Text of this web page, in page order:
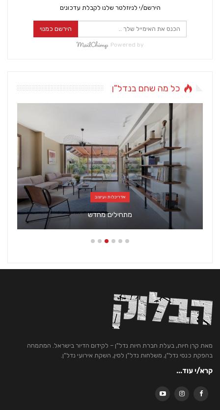
הירשם/י לניוזלטר שלנו לקבלת עדכונים
הירשם כמנוי
Powered by
כל מה שחם בנדל"ן
אדריכלות ועיצוב
מתחילים מחדש
מאת קרן חיות, בעלת חברת חיות נדל"ן – לקידום הדיור בישראל. המתמחה
בהפקת כנסי נדל"ן, משלחות נדל"ן לסין, השקת אירועי נדל"ן.
קרא/י עוד...